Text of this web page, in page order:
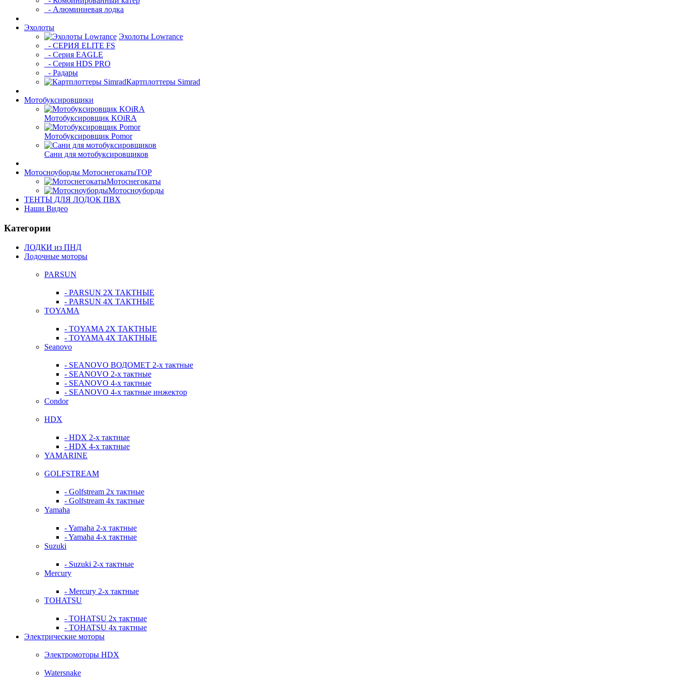
- Алюминиевая лодка
Эхолоты
Эхолоты Lowrance
- СЕРИЯ ELITE FS
- Серия EAGLE
- Серия HDS PRO
- Радары
Картплоттеры Simrad
Мотобуксировщики
Мотобуксировщик KOiRA
Мотобуксировщик Pomor
Сани для мотобуксировщиков
Мотосноуборды МотоснегокатыTOP
Мотоснегокаты
Мотосноуборды
ТЕНТЫ ДЛЯ ЛОДОК ПВХ
Наши Видео
Категории
ЛОДКИ из ПНД
Лодочные моторы
PARSUN
- PARSUN 2Х ТАКТНЫЕ
- PARSUN 4Х ТАКТНЫЕ
TOYAMA
- TOYAMA 2Х ТАКТНЫЕ
- TOYAMA 4Х ТАКТНЫЕ
Seanovo
- SEANOVO ВОДОМЕТ 2-х тактные
- SEANOVO 2-х тактные
- SEANOVO 4-х тактные
- SEANOVO 4-х тактные инжектор
Condor
HDX
- HDX 2-х тактные
- HDX 4-х тактные
YAMARINE
GOLFSTREAM
- Golfstream 2х тактные
- Golfstream 4х тактные
Yamaha
- Yamaha 2-х тактные
- Yamaha 4-х тактные
Suzuki
- Suzuki 2-х тактные
Mercury
- Mercury 2-х тактные
TOHATSU
- TOHATSU 2х тактные
- TOHATSU 4х тактные
Электрические моторы
Электромоторы HDX
Watersnake